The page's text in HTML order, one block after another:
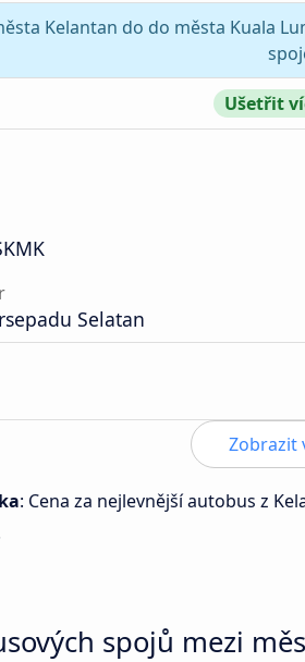
Kelantan do do města Kuala
Ušetřit
Selatan
Zobrazit
: Cena za nejlevnější autobus z
spojů mezi